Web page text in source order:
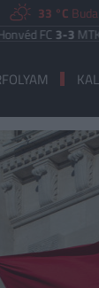
33 °C
3-3MTK